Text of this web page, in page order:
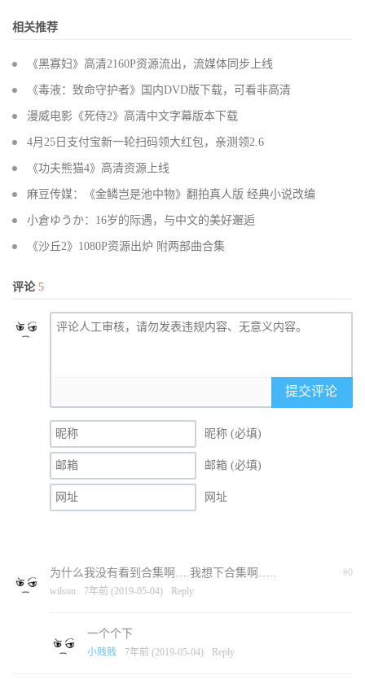
相关推荐
《黑寡妇》高清2160P资源流出，流媒体同步上线
《毒液：致命守护者》国内DVD版下载，可看非高清
漫威电影《死侍2》高清中文字幕版本下载
4月25日支付宝新一轮扫码领大红包，亲测领2.6
《功夫熊猫4》高清资源上线
麻豆传媒：《金鳞岂是池中物》翻拍真人版 经典小说改编
小倉ゆうか：16岁的际遇，与中文的美好邂逅
《沙丘2》1080P资源出炉 附两部曲合集
评论 5
提交评论
昵称 (必填)
邮箱 (必填)
网址
#0
为什么我没有看到合集啊….我想下合集啊…..
wilson 7年前 (2019-05-04) Reply
一个个下
小贱贱 7年前 (2019-05-04) Reply